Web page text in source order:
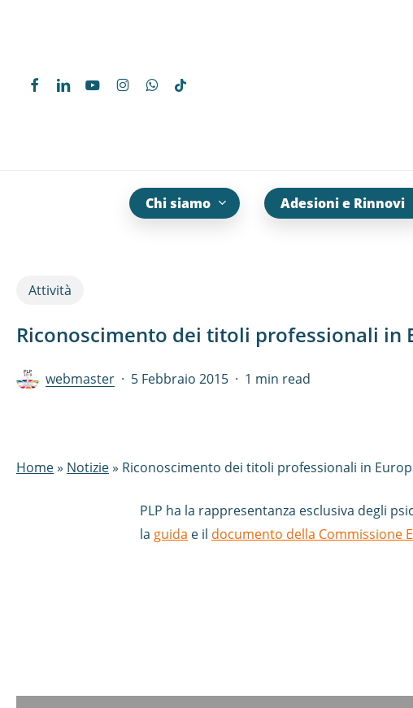
content
Chi siamo Adesioni e Rinnovi
Attività
Riconoscimento dei titoli professionali in
webmaster 5 Febbraio 2015 1 min read
Home» Notizie» Riconoscimento dei titoli professionali in
PLP ha la rappresentanza esclusiva degli
la guida e il documento della Commissione